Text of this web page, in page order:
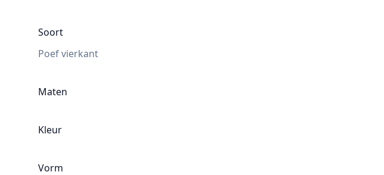
Soort
Poef vierkant
Maten
Kleur
Vorm